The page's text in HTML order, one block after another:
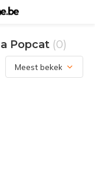
Popcat (0)